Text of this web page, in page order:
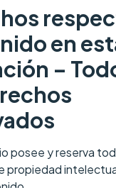
en
–
posee y reserva
propiedad